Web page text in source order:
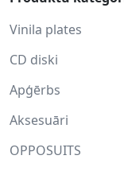
Vinila plates
CD diski
Apģērbs
Aksesuāri
OPPOSUITS